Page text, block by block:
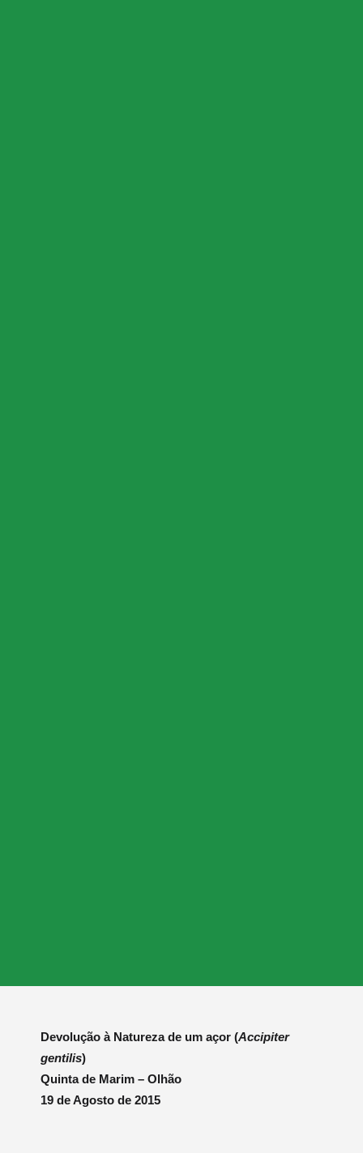
Devolução à Natureza de um açor (Accipiter
gentilis)
Quinta de Marim – Olhão
19 de Agosto de 2015